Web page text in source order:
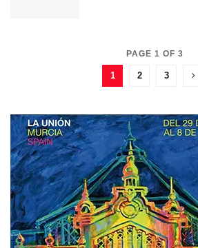
PAGE 1 OF 3
1 2 3